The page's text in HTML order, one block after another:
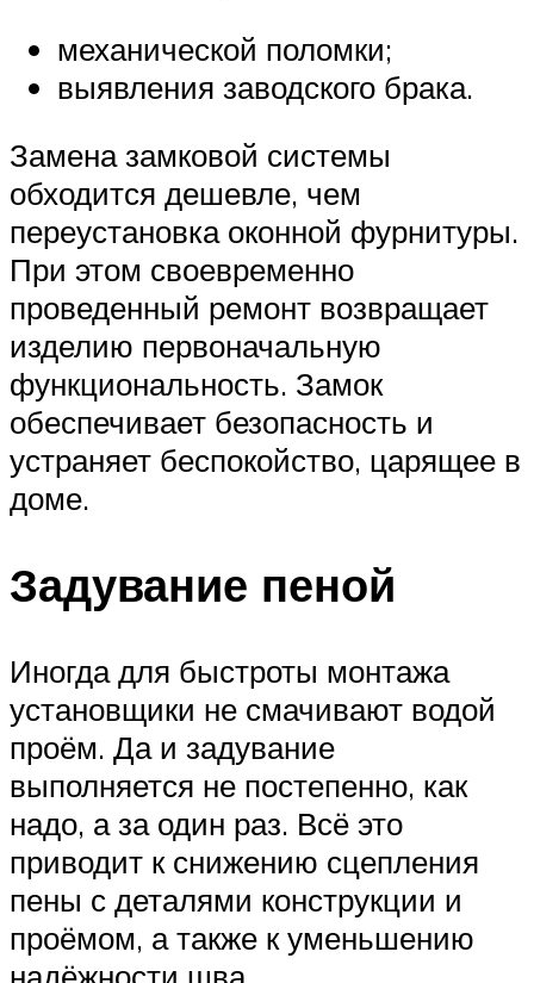
механической поломки;
выявления заводского брака.
Замена замковой системы
обходится дешевле, чем
переустановка оконной фурнитуры.
При этом своевременно
проведенный ремонт возвращает
изделию первоначальную
функциональность. Замок
обеспечивает безопасность и
устраняет беспокойство, царящее в
доме.
Задувание пеной
Иногда для быстроты монтажа
установщики не смачивают водой
проём. Да и задувание
выполняется не постепенно, как
надо, а за один раз. Всё это
приводит к снижению сцепления
пены с деталями конструкции и
проёмом, а также к уменьшению